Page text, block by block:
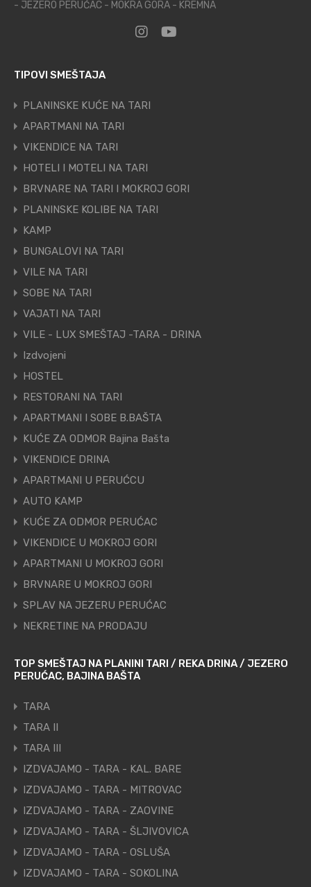
- JEZERO PERUĆAC - MOKRA GORA - KREMNA
TIPOVI SMEŠTAJA
PLANINSKE KUĆE NA TARI
APARTMANI NA TARI
VIKENDICE NA TARI
HOTELI I MOTELI NA TARI
BRVNARE NA TARI I MOKROJ GORI
PLANINSKE KOLIBE NA TARI
KAMP
BUNGALOVI NA TARI
VILE NA TARI
SOBE NA TARI
VAJATI NA TARI
VILE - LUX SMEŠTAJ -TARA - DRINA
Izdvojeni
HOSTEL
RESTORANI NA TARI
APARTMANI I SOBE B.BAŠTA
KUĆE ZA ODMOR Bajina Bašta
VIKENDICE DRINA
APARTMANI U PERUĆCU
AUTO KAMP
KUĆE ZA ODMOR PERUĆAC
VIKENDICE U MOKROJ GORI
APARTMANI U MOKROJ GORI
BRVNARE U MOKROJ GORI
SPLAV NA JEZERU PERUĆAC
NEKRETINE NA PRODAJU
TOP SMEŠTAJ NA PLANINI TARI / REKA DRINA / JEZERO
PERUĆAC, BAJINA BAŠTA
TARA
TARA II
TARA III
IZDVAJAMO - TARA - KAL. BARE
IZDVAJAMO - TARA - MITROVAC
IZDVAJAMO - TARA - ZAOVINE
IZDVAJAMO - TARA - ŠLJIVOVICA
IZDVAJAMO - TARA - OSLUŠA
IZDVAJAMO - TARA - SOKOLINA